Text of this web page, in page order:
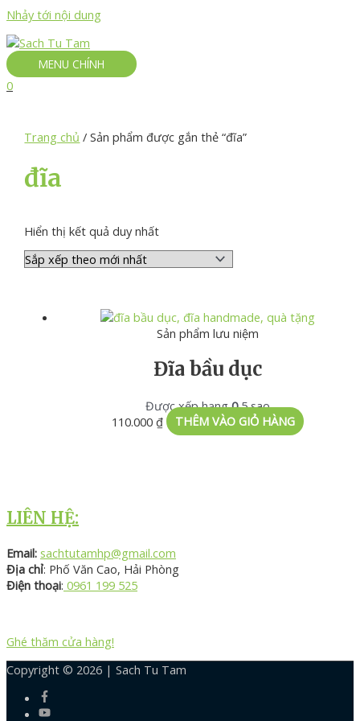
Nhảy tới nội dung
MENU CHÍNH
0
Trang chủ / Sản phẩm được gắn thẻ “đĩa”
đĩa
Hiển thị kết quả duy nhất
Sản phẩm lưu niệm
Đĩa bầu dục
Được xếp hạng05 sao
110.000₫ THÊM VÀO GIỎ HÀNG
LIÊN HỆ:
Email: sachtutamhp@gmail.com
Địa chỉ: Phố Văn Cao, Hải Phòng
Điện thoại: 0961 199 525
Ghé thăm cửa hàng!
Copyright © 2026 | Sach Tu Tam